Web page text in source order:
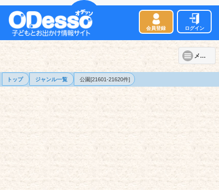
会員登録 ログイン
メニュー
トップ ジャンル一覧 公園[21601-21620件]